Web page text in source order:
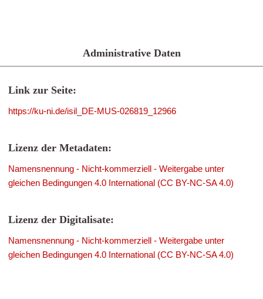
Administrative Daten
Link zur Seite:
https://ku-ni.de/isil_DE-MUS-026819_12966
Lizenz der Metadaten:
Namensnennung - Nicht-kommerziell - Weitergabe unter
gleichen Bedingungen 4.0 International (CC BY-NC-SA 4.0)
Lizenz der Digitalisate:
Namensnennung - Nicht-kommerziell - Weitergabe unter
gleichen Bedingungen 4.0 International (CC BY-NC-SA 4.0)